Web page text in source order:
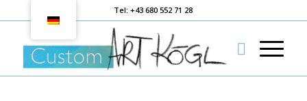
Tel: +43 680 552 71 28